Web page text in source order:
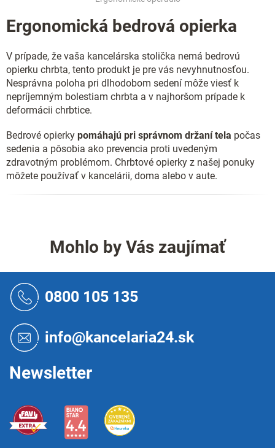
Ergonomická bedrová opierka
V prípade, že vaša kancelárska stolička nemá bedrovú
opierku chrbta, tento produkt je pre vás nevyhnutnosťou.
Nesprávna poloha pri dlhodobom sedení môže viesť k
nepríjemným bolestiam chrbta a v najhoršom prípade k
deformácii chrbtice.
Bedrové opierky pomáhajú pri správnom držaní tela počas
sedenia a pôsobia ako prevencia proti uvedeným
zdravotným problémom. Chrbtové opierky z našej ponuky
môžete používať v kancelárii, doma alebo v aute.
Mohlo by Vás zaujímať
0800 105 135
info@kancelaria24.sk
Newsletter